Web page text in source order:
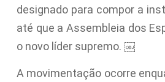
designado para compor a
até que a Assembleia dos
o novo líder supremo. ￼
A movimentação ocorre